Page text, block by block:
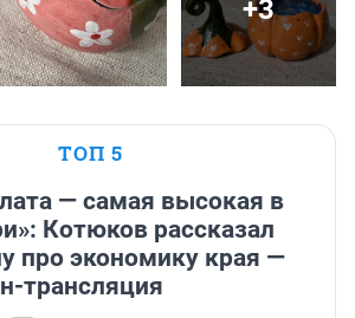
+3
ТОП 5
— самая высокая в
Котюков рассказал
про экономику края —
трансляция